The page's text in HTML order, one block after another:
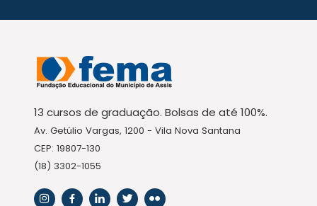
13 cursos de graduação. Bolsas de até 100%.
Av. Getúlio Vargas, 1200 - Vila Nova Santana
CEP: 19807-130
(18) 3302-1055